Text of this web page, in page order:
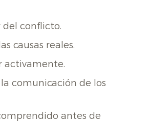
del conflicto.
causas reales.
activamente.
comunicación de los
antes de